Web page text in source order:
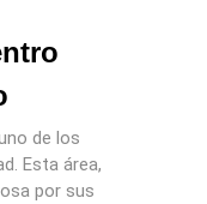
de los
Esta área,
por sus